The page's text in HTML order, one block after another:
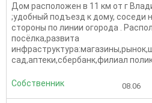
Дом расположен в 11 км от г
;удобный подъезд к дому, соседи
стороны по линии огорода .
посёлка,развита
сад,аптеки,сбербанк,филиал
Собственник 08.06